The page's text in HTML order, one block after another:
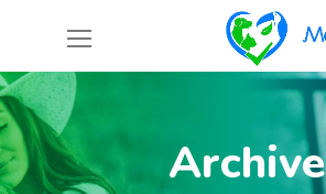
Archive